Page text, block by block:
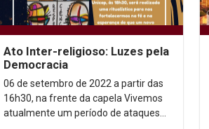
Ato Inter-religioso: Luzes pela
Democracia
06 de setembro de 2022 a partir das
16h30, na frente da capela Vivemos
atualmente um período de ataques